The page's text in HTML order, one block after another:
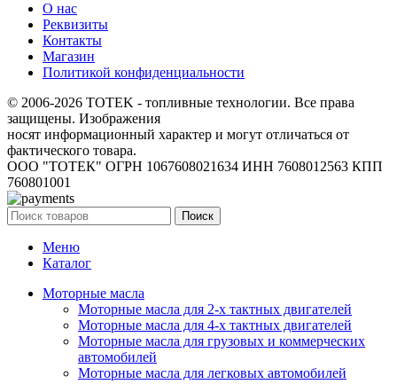
О нас
Реквизиты
Контакты
Магазин
Политикой конфиденциальности
© 2006-2026 TOTEK - топливные технологии. Все права
защищены. Изображения
носят информационный характер и могут отличаться от
фактического товара.
ООО "ТОТЕК" ОГРН 1067608021634 ИНН 7608012563 КПП
760801001
Поиск
Меню
Каталог
Моторные масла
Моторные масла для 2-х тактных двигателей
Моторные масла для 4-х тактных двигателей
Моторные масла для грузовых и коммерческих
автомобилей
Моторные масла для легковых автомобилей